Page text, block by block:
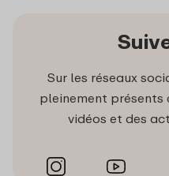
Sur les réseaux
pleinement présents
vidéos et des